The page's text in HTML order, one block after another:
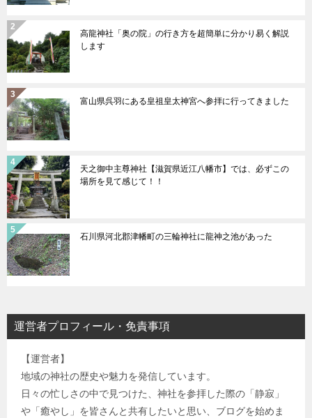
ン
高龍神社「奥の院」の行き方を超簡単に分かり易く解説
します
富山県呉羽にある皇祖皇太神宮へ参拝に行ってきました
天之御中主尊神社【滋賀県近江八幡市】では、必ずこの
場所を見て感じて！！
石川県河北郡津幡町の三輪神社に龍神之池があった
運営者プロフィール・免責事項
【運営者】
地域の神社の歴史や魅力を発信しています。
日々の忙しさの中で見つけた、神社を参拝した際の「静寂」
や「癒やし」を皆さんと共有したいと思い、ブログを始めま